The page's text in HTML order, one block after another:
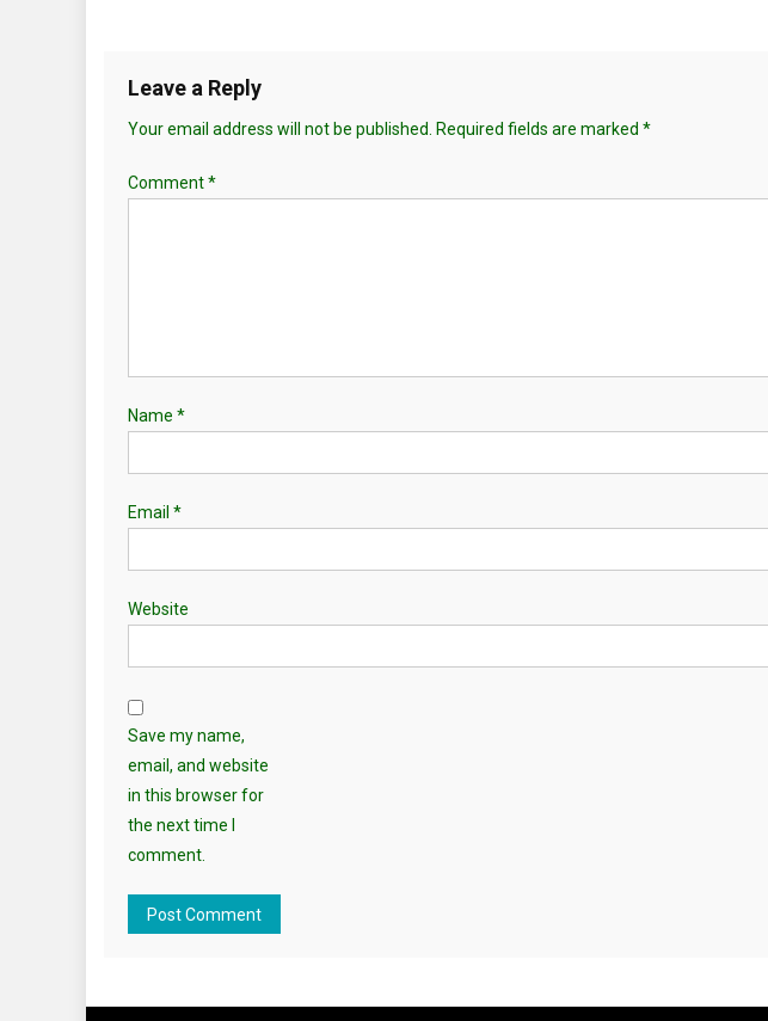
Leave a Reply
Your email address will not be published. Required fields are marked *
Comment*
Name *
Email *
Website
Save my name,
email, and website
in this browser for
the next time I
comment.